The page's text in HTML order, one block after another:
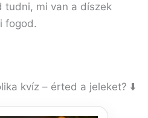
tudni, mi van a díszek
fogod.
kvíz – érted a jeleket? ⬇️